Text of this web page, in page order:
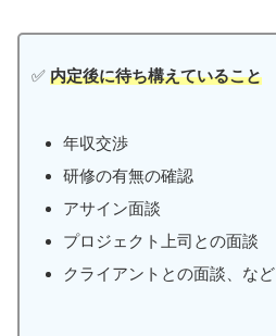
✅ 内定後に待ち構えていること
年収交渉
研修の有無の確認
アサイン面談
プロジェクト上司との面談
クライアントとの面談、など